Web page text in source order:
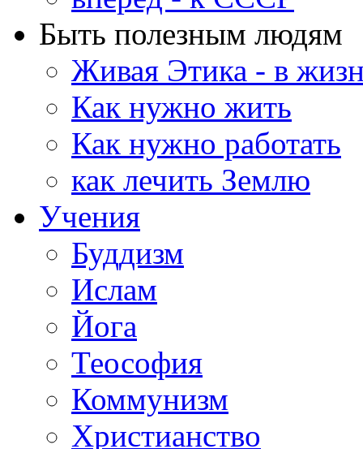
Быть полезным людям
Живая Этика - в
Как нужно жить
Как нужно работать
как лечить Землю
Учения
Буддизм
Ислам
Йога
Теософия
Коммунизм
Христианство